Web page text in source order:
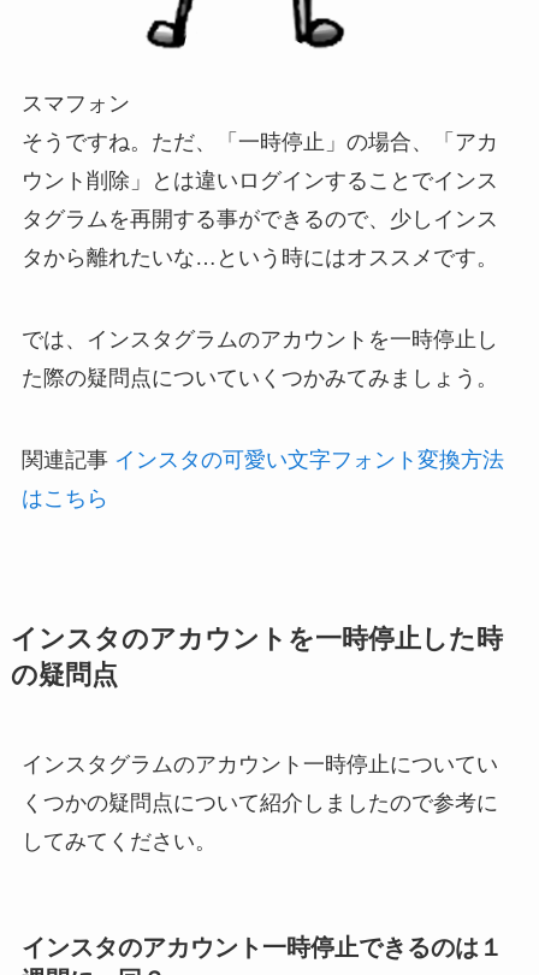
スマフォン
そうですね。ただ、「一時停止」の場合、「アカ
ウント削除」とは違いログインすることでインス
タグラムを再開する事ができるので、少しインス
タから離れたいな…という時にはオススメです。
では、インスタグラムのアカウントを一時停止し
た際の疑問点についていくつかみてみましょう。
関連記事 インスタの可愛い文字フォント変換方法
はこちら
インスタのアカウントを一時停止した時
の疑問点
インスタグラムのアカウント一時停止についてい
くつかの疑問点について紹介しましたので参考に
してみてください。
インスタのアカウント一時停止できるのは１